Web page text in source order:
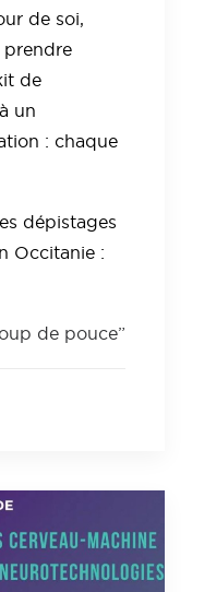
de soi,
prendre
de
un
: chaque
dépistages
Occitanie :
de pouce”